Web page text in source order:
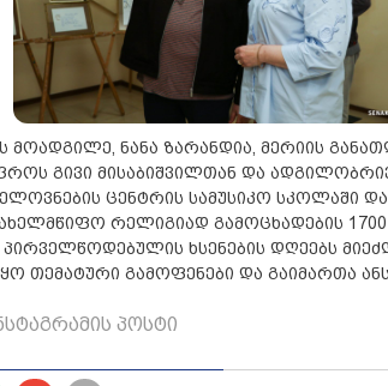
მოადგილე, ნანა ზარანდია, მერიის
გივი მისაბიშვილთან და
ცენტრის სამუსიკო სკოლაში
რელიგიად გამოცხადების
ხსენების დღეებს
თემატური გამოფენები და გაიმართა
პოსტი